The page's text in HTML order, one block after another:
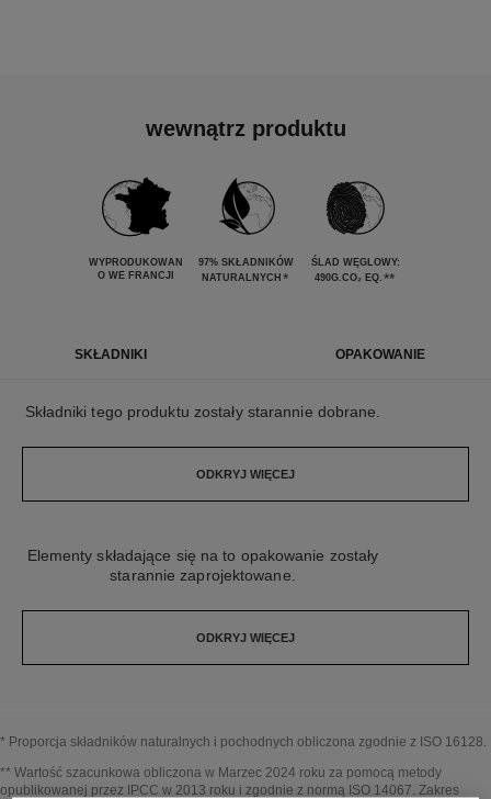
wewnątrz produktu
WYPRODUKOWAN
O WE FRANCJI
97% SKŁADNIKÓW
NATURALNYCH *
ŚLAD WĘGLOWY:
490G.CO₂ EQ. **
SKŁADNIKI OPAKOWANIE
Składniki tego produktu zostały starannie dobrane.
ODKRYJ WIĘCEJ
Elementy składające się na to opakowanie zostały
starannie zaprojektowane.
ODKRYJ WIĘCEJ
* Proporcja składników naturalnych i pochodnych obliczona zgodnie z ISO 16128.
Powrót do tytułu↩
** Wartość szacunkowa obliczona w Marzec 2024 roku za pomocą metody
opublikowanej przez IPCC w 2013 roku i zgodnie z normą ISO 14067. Zakres